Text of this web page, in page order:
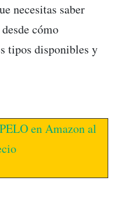
necesitas saber
cómo
tipos disponibles y
en Amazon al